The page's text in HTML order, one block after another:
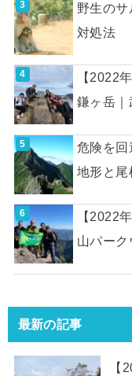
野生の
対処法
【2022
鎌ヶ岳｜
危険を回
地形と尾
【2022
山パーク
最新の記事
【